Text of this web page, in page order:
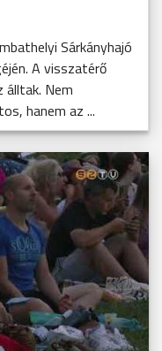
Sárkányhajó
A visszatérő
Nem
hanem az ...